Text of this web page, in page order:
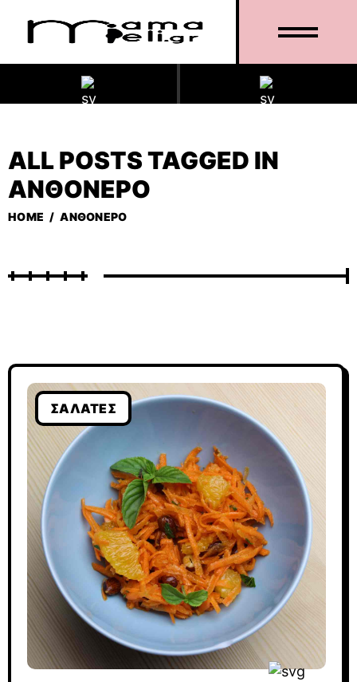
ALL POSTS TAGGED IN
ΑΝΘΌΝΕΡΟ
HOME / ΑΝΘΌΝΕΡΟ
ΣΑΛΆΤΕΣ